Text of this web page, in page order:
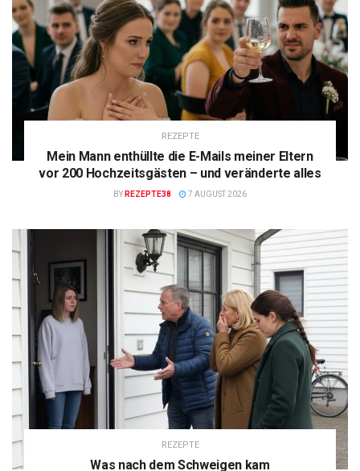
REZEPTE
Mein Mann enthüllte die E-Mails meiner Eltern
vor 200 Hochzeitsgästen – und veränderte alles
BY REZEPTE38 7 AUGUST 2026
REZEPTE
Was nach dem Schweigen kam